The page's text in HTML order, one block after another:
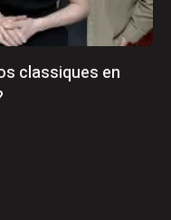
classiques en